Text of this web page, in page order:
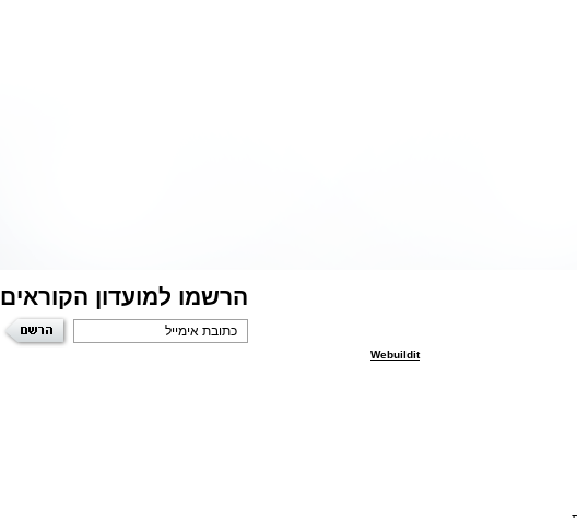
הרשמו למועדון הקוראים
Webuildit